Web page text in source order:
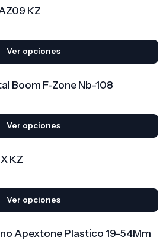
KZ
Ver opciones
Boom F-Zone Nb-108
Ver opciones
KZ
Ver opciones
Apextone Plastico 19-54Mm